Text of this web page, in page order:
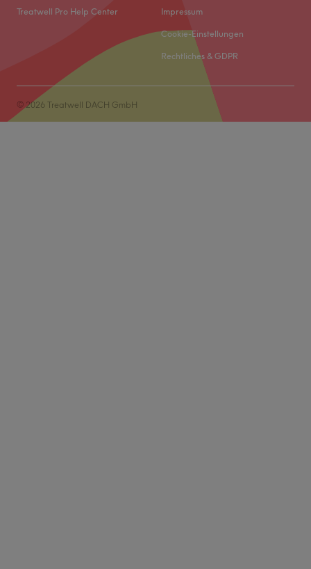
Treatwell Pro Help Center Impressum
Cookie-Einstellungen
Rechtliches & GDPR
© 2026 Treatwell DACH GmbH